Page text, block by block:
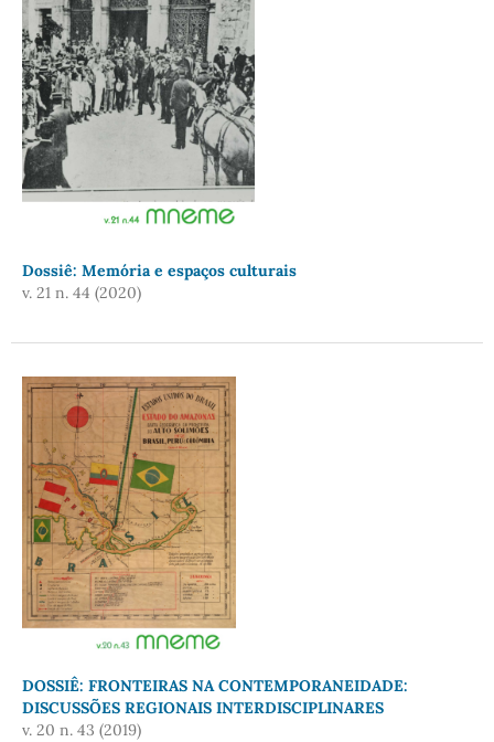
Dossiê: Memória e espaços culturais
v. 21 n. 44 (2020)
DOSSIÊ: FRONTEIRAS NA CONTEMPORANEIDADE:
DISCUSSÕES REGIONAIS INTERDISCIPLINARES
v. 20 n. 43 (2019)